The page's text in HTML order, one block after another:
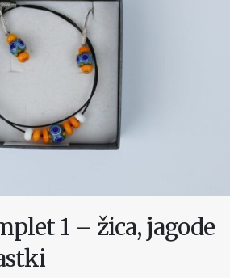
1 – žica, jagode